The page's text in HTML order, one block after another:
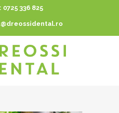
0725 336 825